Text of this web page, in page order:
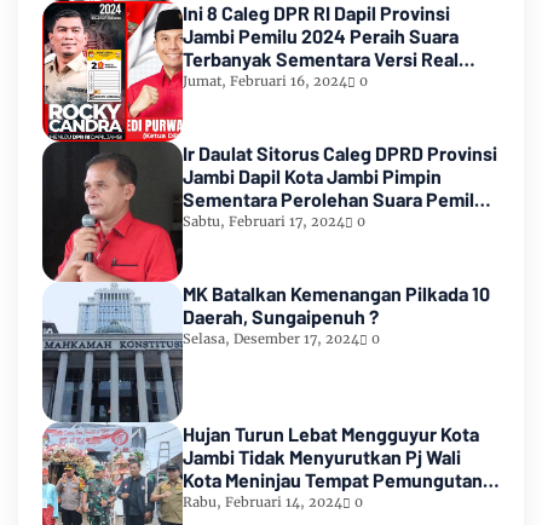
Ini 8 Caleg DPR RI Dapil Provinsi
Jambi Pemilu 2024 Peraih Suara
Terbanyak Sementara Versi Real
Count KPU RI
Jumat, Februari 16, 2024 0
Ir Daulat Sitorus Caleg DPRD Provinsi
Jambi Dapil Kota Jambi Pimpin
Sementara Perolehan Suara Pemilu
2024
Sabtu, Februari 17, 2024 0
MK Batalkan Kemenangan Pilkada 10
Daerah, Sungaipenuh ?
Selasa, Desember 17, 2024 0
Hujan Turun Lebat Mengguyur Kota
Jambi Tidak Menyurutkan Pj Wali
Kota Meninjau Tempat Pemungutan
Suara Pemilu 2024
Rabu, Februari 14, 2024 0